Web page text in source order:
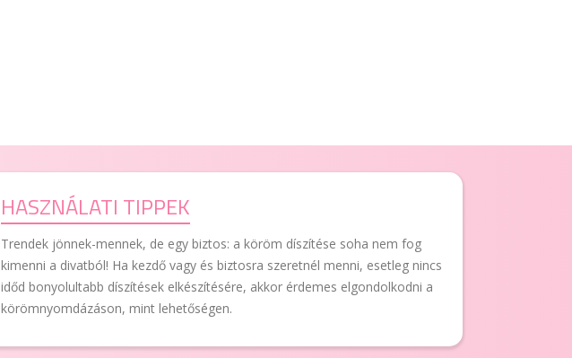
HASZNÁLATI TIPPEK
Trendek jönnek-mennek, de egy biztos: a köröm díszítése soha nem fog
kimenni a divatból! Ha kezdő vagy és biztosra szeretnél menni, esetleg nincs
időd bonyolultabb díszítések elkészítésére, akkor érdemes elgondolkodni a
körömnyomdázáson, mint lehetőségen.